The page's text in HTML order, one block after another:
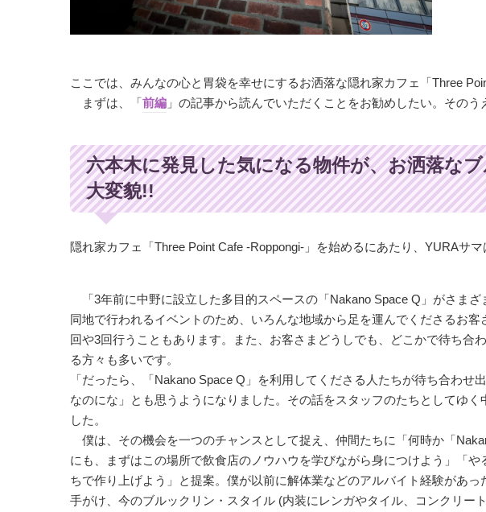
ここでは、みんなの心と胃袋を幸せにするお洒落な隠れ家カフェ「Three
まずは、「前編 」の記事から読んでいただくことをお勧めしたい。その
六本木に発見した気になる物件が、お洒落な
大変貌!!
隠れ家カフェ「Three Point Cafe -Roppongi-」を始めるにあたり、YURAサマ
「3年前に中野に設立した多目的スペースの「Nakano Space Q」がさま
同地で行われるイベントのため、いろんな地域から足を運んでくださるお
回や3回行うこともあります。また、お客さまどうしでも、どこかで待ち合
る方々も多いです。
「だったら、「Nakano Space Q」を利用してくださる人たちが待ち合わ
なのにな」とも思うようになりました。その話をスタッフのたちとしてゆ
した。
僕は、その機会を一つのチャンスとして捉え、仲間たちに「何時か「
にも、まずはこの場所で飲食店のノウハウを学びながら身につけよう」「
ちで作り上げよう」と提案。僕が以前に解体業などのアルバイト経験があ
手がけ、今のブルックリン・スタイル (内装にレンガやタイル、コンクリー